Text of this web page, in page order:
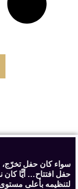
سواء كان حفل تخرّج،
حفل افتتاح… أيًّا
لتنظيمه بأعلى